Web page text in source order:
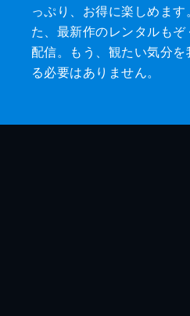
っぷり、お得に楽しめます
た、最新作のレンタルもぞ
配信。もう、観たい気分を
る必要はありません。